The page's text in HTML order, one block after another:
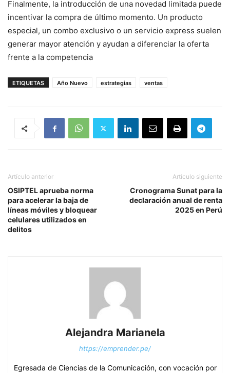
Finalmente, la introducción de una novedad limitada puede
incentivar la compra de último momento. Un producto
especial, un combo exclusivo o un servicio express suelen
generar mayor atención y ayudan a diferenciar la oferta
frente a la competencia
ETIQUETAS Año Nuevo estrategias ventas
Artículo anterior
OSIPTEL aprueba norma
para acelerar la baja de
líneas móviles y bloquear
celulares utilizados en
delitos
Artículo siguiente
Cronograma Sunat para la
declaración anual de renta
2025 en Perú
Alejandra Marianela
https://emprender.pe/
Egresada de Ciencias de la Comunicación, con vocación por